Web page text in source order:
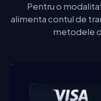
Pentru o
alimenta contul de
metodele